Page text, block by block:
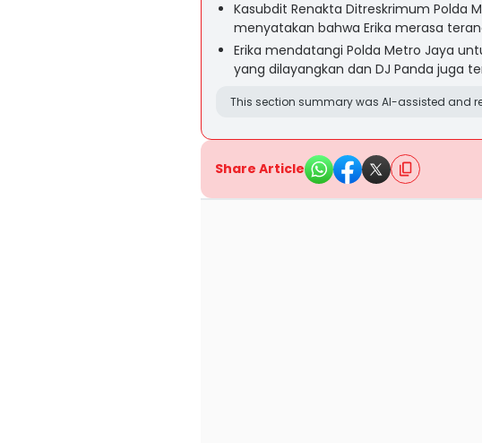
Kasubdit Renakta Ditreskrimum Polda
menyatakan bahwa Erika merasa
Erika mendatangi Polda Metro Jaya
yang dilayangkan dan DJ Panda juga
This section summary was AI-assisted and
Share Article